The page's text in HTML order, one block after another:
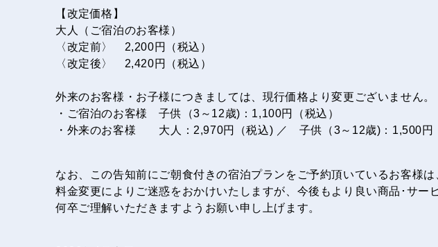
【改定価格】
大人（ご宿泊のお客様）
〈改定前〉 2,200円（税込）
〈改定後〉 2,420円（税込）
外来のお客様・お子様につきましては、現行価格より変更ございません。
・ご宿泊のお客様 子供（3～12歳)：1,100円（税込）
・外来のお客様 大人：2,970円（税込) ／ 子供（3～12歳)：1,500円
なお、この告知前にご朝食付きの宿泊プランをご予約頂いているお客様
料金変更によりご迷惑をおかけいたしますが、今後もより良い商品･サー
何卒ご理解いただきますようお願い申し上げます。